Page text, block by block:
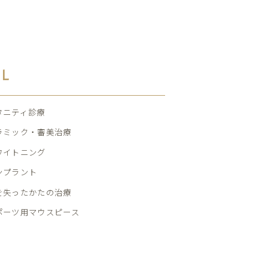
ニティ診療
ミック・審美治療
イトニング
プラント
失ったかたの治療
ーツ用マウスピース